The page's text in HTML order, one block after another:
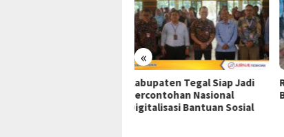
«
Revitalisasi Drainase Atasi
Banjir di Karimun